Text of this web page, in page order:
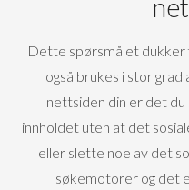
Dette spørsmålet
også brukes i stor
nettsiden din er det
innholdet uten at det
eller slette noe av det
søkemotorer og det